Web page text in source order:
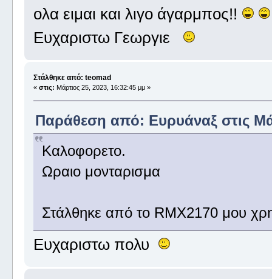
ολα ειμαι και λιγο άγαρμπος!!
Ευχαριστω Γεωργιε
Στάλθηκε από: teomad
« στις: Μάρτιος 25, 2023, 16:32:45 μμ »
Παράθεση από: Ευρυάναξ στις
Καλοφορετο.
Ωραιο μονταρισμα
Στάλθηκε από το RMX2170 μου
Eυχαριστω πολυ